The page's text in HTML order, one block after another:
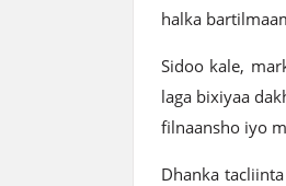
halka
Sidoo kale,
laga bixiyaa
filnaansho iyo
Dhanka